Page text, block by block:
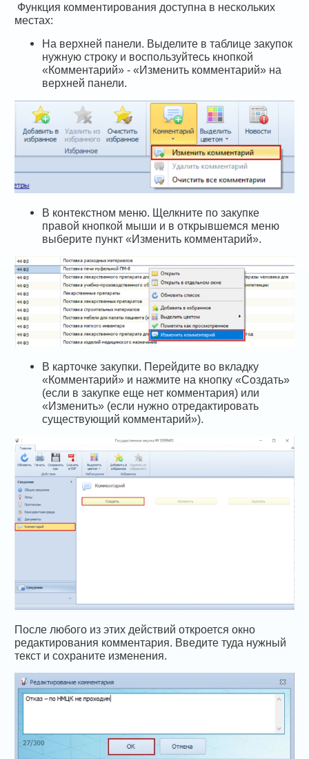
Функция комментирования доступна в нескольких
местах:
На верхней панели. Выделите в таблице закупок
нужную строку и воспользуйтесь кнопкой
«Комментарий» - «Изменить комментарий» на
верхней панели.
В контекстном меню. Щелкните по закупке
правой кнопкой мыши и в открывшемся меню
выберите пункт «Изменить комментарий».
В карточке закупки. Перейдите во вкладку
«Комментарий» и нажмите на кнопку «Создать»
(если в закупке еще нет комментария) или
«Изменить» (если нужно отредактировать
существующий комментарий»).
После любого из этих действий откроется окно
редактирования комментария. Введите туда нужный
текст и сохраните изменения.